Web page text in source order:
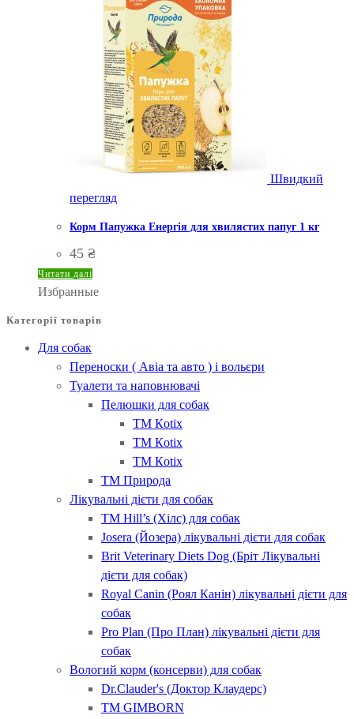
Швидкий
перегляд
Корм Папужка Енергія для хвилястих папуг 1 кг
45 ₴
Читати далі
Избранные
Категорії товарів
Для собак
Переноски ( Авіа та авто ) і вольєри
Туалети та наповнювачі
Пелюшки для собак
ТМ Кotix
ТМ Кotix
ТМ Кotix
ТМ Природа
Лікувальні дієти для собак
ТМ Hill’s (Хілс) для собак
Josera (Йозера) лікувальні дієти для собак
Brit Veterinary Diets Dog (Бріт Лікувальні
дієти для собак)
Royal Canin (Роял Канін) лікувальні дієти для
собак
Pro Plan (Про План) лікувальні дієти для
собак
Вологий корм (консерви) для собак
Dr.Clauder's (Доктор Клаудерс)
ТМ GIMBORN